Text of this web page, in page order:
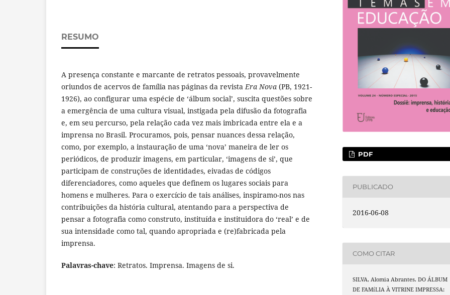
RESUMO
A presença constante e marcante de retratos pessoais, provavelmente
oriundos de acervos de família nas páginas da revistaEra Nova (PB, 1921-
1926), ao configurar uma espécie de ‘álbum social’, suscita questões sobre
a emergência de uma cultura visual, instigada pela difusão da fotografia
e, em seu percurso, pela relação cada vez mais imbricada entre ela e a
imprensa no Brasil. Procuramos, pois, pensar nuances dessa relação,
como, por exemplo, a instauração de uma ‘nova’ maneira de ler os
periódicos, de produzir imagens, em particular, ‘imagens de si’, que
participam de construções de identidades, eivadas de códigos
diferenciadores, como aqueles que definem os lugares sociais para
homens e mulheres. Para o exercício de tais análises, inspiramo-nos nas
contribuições da história cultural, atentando para a perspectiva de
pensar a fotografia como construto, instituída e instituidora do ‘real’ e de
sua intensidade como tal, quando apropriada e (re)fabricada pela
imprensa.
Palavras-chave: Retratos. Imprensa. Imagens de si.
PDF
PUBLICADO
2016-06-08
COMO CITAR
SILVA, Alomia Abrantes. DO ÁLBUM
DE FAMíLIA À VITRINE IMPRESSA: